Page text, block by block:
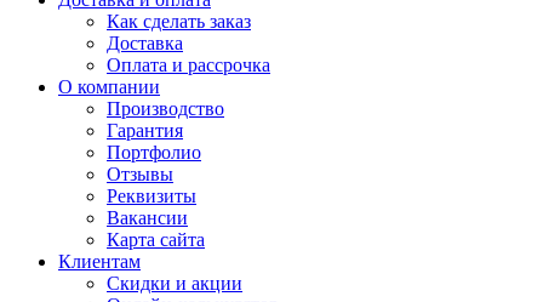
Как сделать заказ
Доставка
Оплата и рассрочка
О компании
Производство
Гарантия
Портфолио
Отзывы
Реквизиты
Вакансии
Карта сайта
Клиентам
Скидки и акции